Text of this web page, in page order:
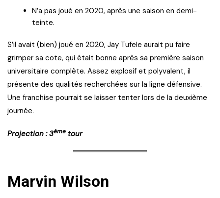
N’a pas joué en 2020, après une saison en demi-
teinte.
S’il avait (bien) joué en 2020, Jay Tufele aurait pu faire
grimper sa cote, qui était bonne après sa première saison
universitaire complète. Assez explosif et polyvalent, il
présente des qualités recherchées sur la ligne défensive.
Une franchise pourrait se laisser tenter lors de la deuxième
journée.
Projection : 3ème tour
Marvin Wilson